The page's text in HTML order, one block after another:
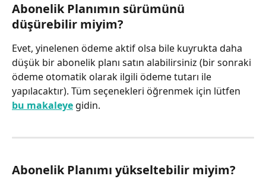
Abonelik Planımın sürümünü
düşürebilir miyim?
Evet, yinelenen ödeme aktif olsa bile kuyrukta daha
düşük bir abonelik planı satın alabilirsiniz (bir sonraki
ödeme otomatik olarak ilgili ödeme tutarı ile
yapılacaktır). Tüm seçenekleri öğrenmek için lütfen
bu makaleye gidin.
Abonelik Planımı yükseltebilir miyim?